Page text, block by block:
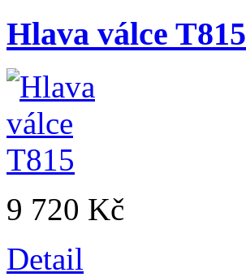
Hlava válce T815
9 720 Kč
Detail